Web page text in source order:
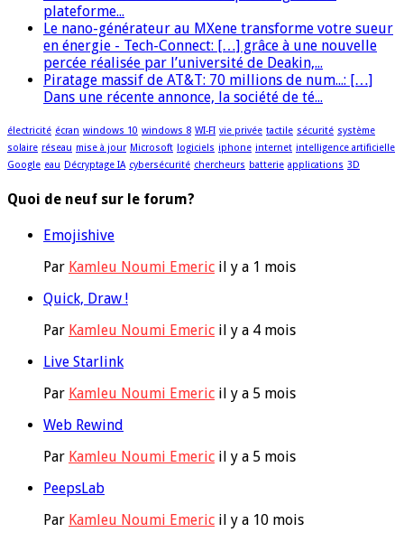
plateforme...
Le nano-générateur au MXene transforme votre sueur
en énergie - Tech-Connect: […] grâce à une nouvelle
percée réalisée par l’université de Deakin,...
Piratage massif de AT&T: 70 millions de num...: […]
Dans une récente annonce, la société de té...
électricité écran windows 10 windows 8 WI-FI vie privée tactile sécurité système
solaire réseau mise à jour Microsoft logiciels iphone internet intelligence artificielle
Google eau Décryptage IA cybersécurité chercheurs batterie applications 3D
Quoi de neuf sur le forum?
Emojishive
Par Kamleu Noumi Emeric il y a 1 mois
Quick, Draw !
Par Kamleu Noumi Emeric il y a 4 mois
Live Starlink
Par Kamleu Noumi Emeric il y a 5 mois
Web Rewind
Par Kamleu Noumi Emeric il y a 5 mois
PeepsLab
Par Kamleu Noumi Emeric il y a 10 mois